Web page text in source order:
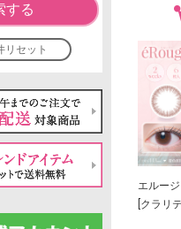
する
リセット
エルー
[クラリ